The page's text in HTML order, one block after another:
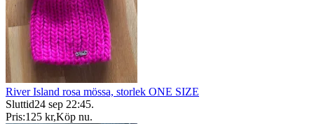
River Island rosa mössa, storlek ONE SIZE
Sluttid24 sep 22:45.
Pris:125 kr,Köp nu.